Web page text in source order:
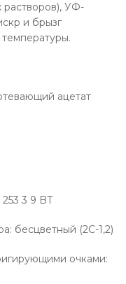
растворов), УФ-
и брызг
ацетат
3 9 BT
бесцветный (2С-1,2)
очками: